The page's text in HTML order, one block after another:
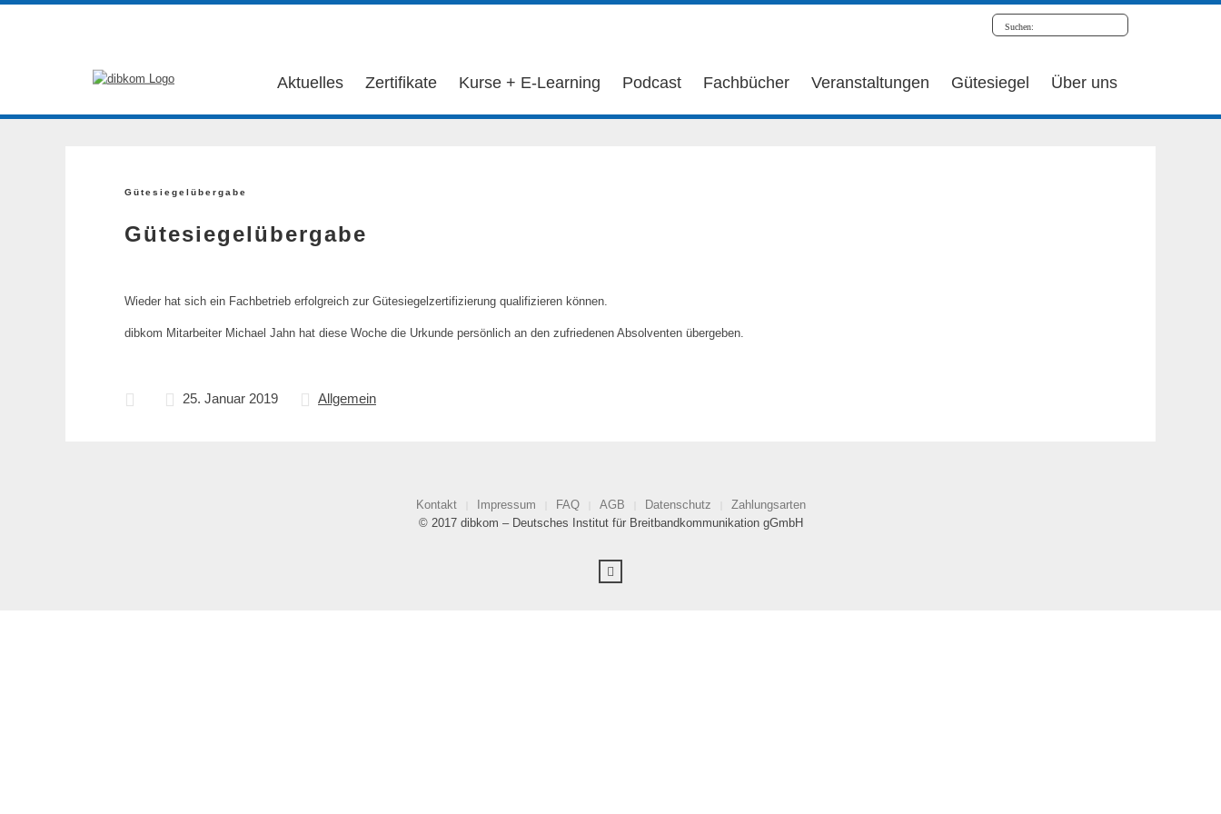
Aktuelles Zertifikate Kurse + E-Learning Podcast Fachbücher Veranstaltungen Gütesiegel Über uns
Gütesiegelübergabe
Gütesiegelübergabe
Wieder hat sich ein Fachbetrieb erfolgreich zur Gütesiegelzertifizierung qualifizieren können.
dibkom Mitarbeiter Michael Jahn hat diese Woche die Urkunde persönlich an den zufriedenen Absolventen übergeben.
25. Januar 2019 Allgemein
Kontakt Impressum FAQ AGB Datenschutz
Zahlungsarten
© 2017 dibkom – Deutsches Institut für Breitbandkommunikation gGmbH